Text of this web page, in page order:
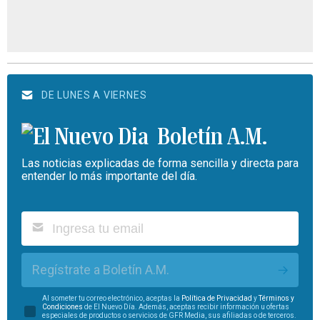
DE LUNES A VIERNES
Boletín A.M.
Las noticias explicadas de forma sencilla y directa para
entender lo más importante del día.
Regístrate a Boletín A.M.
Al someter tu correo electrónico, aceptas la Política de Privacidad yTérminos y
Condiciones de El Nuevo Día. Además, aceptas recibir información u ofertas
especiales de productos o servicios de GFR Media, sus afiliadas o de terceros.